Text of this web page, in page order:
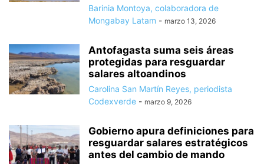
Barinia Montoya, colaboradora de
Mongabay Latam - marzo 13, 2026
Antofagasta suma seis áreas
protegidas para resguardar
salares altoandinos
Carolina San Martín Reyes, periodista
Codexverde - marzo 9, 2026
Gobierno apura definiciones para
resguardar salares estratégicos
antes del cambio de mando